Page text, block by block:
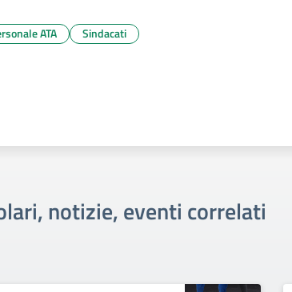
ATA Sindacati
notizie, eventi correlati